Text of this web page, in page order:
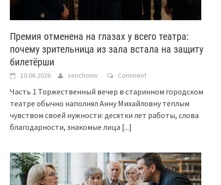
Премия отменена на глазах у всего театра:
почему зрительница из зала встала на защиту
билетёрши
10.06.2026 senchomv Comment
Часть 1 Торжественный вечер в старинном городском
театре обычно наполнял Анну Михайловну тёплым
чувством своей нужности: десятки лет работы, слова
благодарности, знакомые лица [...]